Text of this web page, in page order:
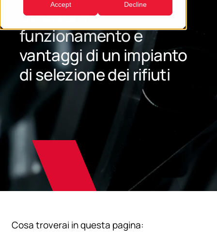
Accept Decline
Struttura,
funzionamento e
vantaggi di un impianto
di selezione dei rifiuti
Cosa troverai in questa pagina: